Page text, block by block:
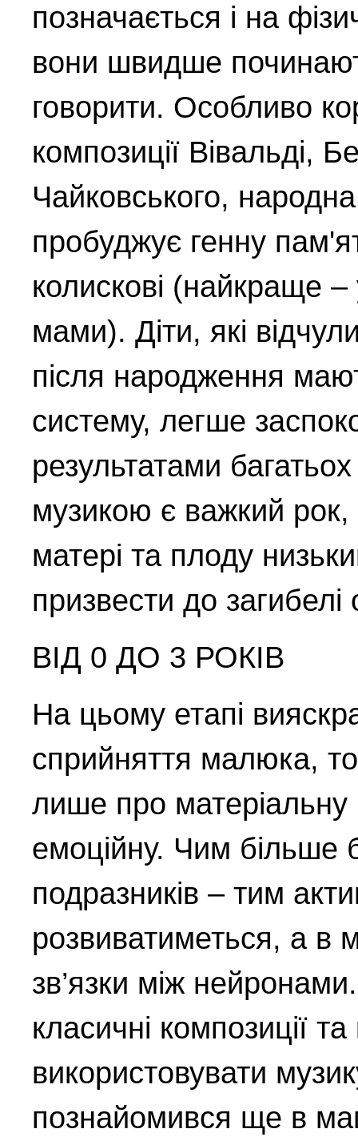
позначається і на
вони швидше
говорити. Особливо
композиції Вівальді,
Чайковського,
пробуджує генну
колискові (найкраще –
мами). Діти, які
після народження
систему, легше
результатами
музикою є важкий рок,
матері та плоду
призвести до загибелі
ВІД 0 ДО 3 РОКІВ
На цьому етапі
сприйняття малюка,
лише про
емоційну. Чим більше
подразників – тим
розвиватиметься, а в
зв’язки між
класичні композиції
використовувати
познайомився ще в